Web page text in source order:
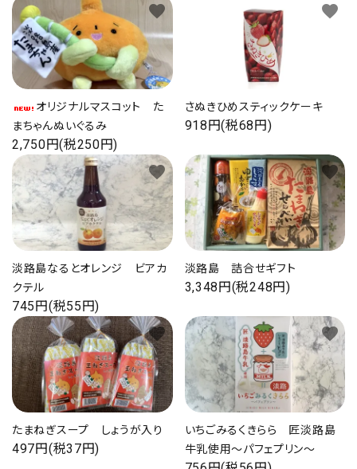
オリジナルマスコット た
まちゃんぬいぐるみ
2,750円(税250円)
favorite
さぬきひめスティックケーキ
918円(税68円)
favorite
淡路島なるとオレンジ ビアカ
クテル
745円(税55円)
favorite
淡路島 詰合せギフト
3,348円(税248円)
favorite
たまねぎスープ しょうが入り
497円(税37円)
favorite
いちごみるくきらら 匠淡路島
牛乳使用～パフェプリン～
favorite